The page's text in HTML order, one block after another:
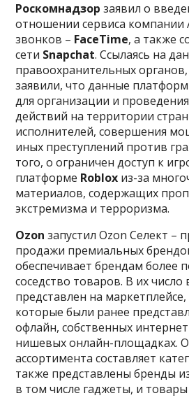
Роскомнадзорзаявил о
отношении сервиса компании
звонков – FaceTime, а также
сети Snapchat. Ссылаясь на
правоохранительных
заявили, что данные
для организации и
действий на территории
исполнителей, совершения
иных преступлений против
того, о ограничен доступ к
платформе Roblox из-за
материалов, содержащих
экстремизма и терроризма.
Ozonзапустил Ozon Селект –
продажи премиальных
обеспечивает брендам более
соседство товаров. В их
представлен на
которые были ранее
офлайн, собственных
нишевых онлайн-площадках.
ассортимента составляет
также представлены бренды
в том числе гаджеты, и